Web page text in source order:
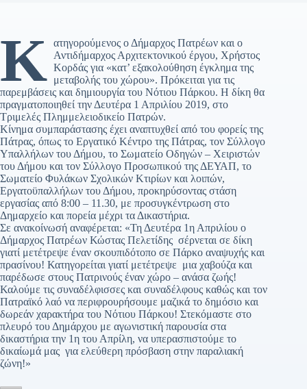
Κ ατηγορούμενος ο Δήμαρχος Πατρέων και ο
Αντιδήμαρχος Αρχιτεκτονικού έργου, Χρήστος
Κορδάς για «κατ’ εξακολούθηση έγκλημα της
μεταβολής του χώρου». Πρόκειται για τις
παρεμβάσεις και δημιουργία του Νότιου Πάρκου. Η δίκη θα
πραγματοποιηθεί την Δευτέρα 1 Απριλίου 2019, στο
Τριμελές Πλημμελειοδικείο Πατρών.
Κίνημα συμπαράστασης έχει αναπτυχθεί από του φορείς της
Πάτρας, όπως το Εργατικό Κέντρο της Πάτρας, τον Σύλλογο
Υπαλλήλων του Δήμου, το Σωματείο Οδηγών – Χειριστών
του Δήμου και τον Σύλλογο Προσωπικού της ΔΕΥΑΠ, το
Σωματείο Φυλάκων Σχολικών Κτιρίων και λοιπών,
Εργατοϋπαλλήλων του Δήμου, προκηρύσοντας στάση
εργασίας από 8:00 – 11.30, με προσυγκέντρωση στο
Δημαρχείο και πορεία μέχρι τα Δικαστήρια.
Σε ανακοίνωσή αναφέρεται: «Τη Δευτέρα 1η Απριλίου ο
Δήμαρχος Πατρέων Κώστας Πελετίδης σέρνεται σε δίκη
γιατί μετέτρεψε έναν σκουπιδότοπο σε Πάρκο αναψυχής και
πρασίνου! Κατηγορείται γιατί μετέτρεψε μια χαβούζα και
παρέδωσε στους Πατρινούς έναν χώρο – ανάσα ζωής!
Καλούμε τις συναδέλφισσες και συναδέλφους καθώς και τον
Πατραϊκό λαό να περιφρουρήσουμε μαζικά το δημόσιο και
δωρεάν χαρακτήρα του Νότιου Πάρκου! Στεκόμαστε στο
πλευρό του Δημάρχου με αγωνιστική παρουσία στα
δικαστήρια την 1η του Απρίλη, να υπερασπιστούμε το
δικαίωμά μας για ελεύθερη πρόσβαση στην παραλιακή
ζώνη!»